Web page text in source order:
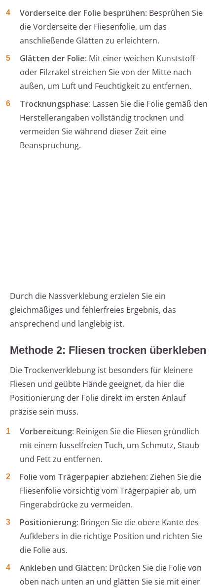
Vorderseite der Folie besprühen: Besprühen Sie
die Vorderseite der Fliesenfolie, um das
anschließende Glätten zu erleichtern.
Glätten der Folie: Mit einer weichen Kunststoff-
oder Filzrakel streichen Sie von der Mitte nach
außen, um Luft und Feuchtigkeit zu entfernen.
Trocknungsphase: Lassen Sie die Folie gemäß den
Herstellerangaben vollständig trocknen und
vermeiden Sie während dieser Zeit eine
Beanspruchung.
Durch die Nassverklebung erzielen Sie ein
gleichmäßiges und fehlerfreies Ergebnis, das
ansprechend und langlebig ist.
Methode 2: Fliesen trocken überkleben
Die Trockenverklebung ist besonders für kleinere
Fliesen und geübte Hände geeignet, da hier die
Positionierung der Folie direkt im ersten Anlauf
präzise sein muss.
Vorbereitung: Reinigen Sie die Fliesen gründlich
mit einem fusselfreien Tuch, um Schmutz, Staub
und Fett zu entfernen.
Folie vom Trägerpapier abziehen: Ziehen Sie die
Fliesenfolie vorsichtig vom Trägerpapier ab, um
Fingerabdrücke zu vermeiden.
Positionierung: Bringen Sie die obere Kante des
Aufklebers in die richtige Position und richten Sie
die Folie aus.
Ankleben und Glätten: Drücken Sie die Folie von
oben nach unten an und glätten Sie sie mit einer